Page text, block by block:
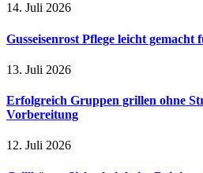
14. Juli 2026
Gusseisenrost Pflege leicht
13. Juli 2026
Erfolgreich Gruppen grillen ohne
Vorbereitung
12. Juli 2026